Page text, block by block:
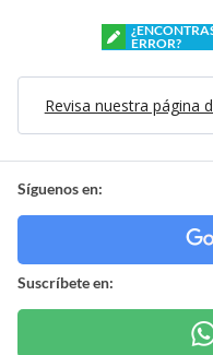
ERROR?
Revisa nuestra página
Síguenos en:
Suscríbete en: